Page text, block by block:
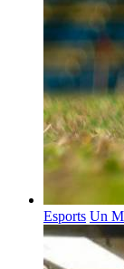
Esports Un